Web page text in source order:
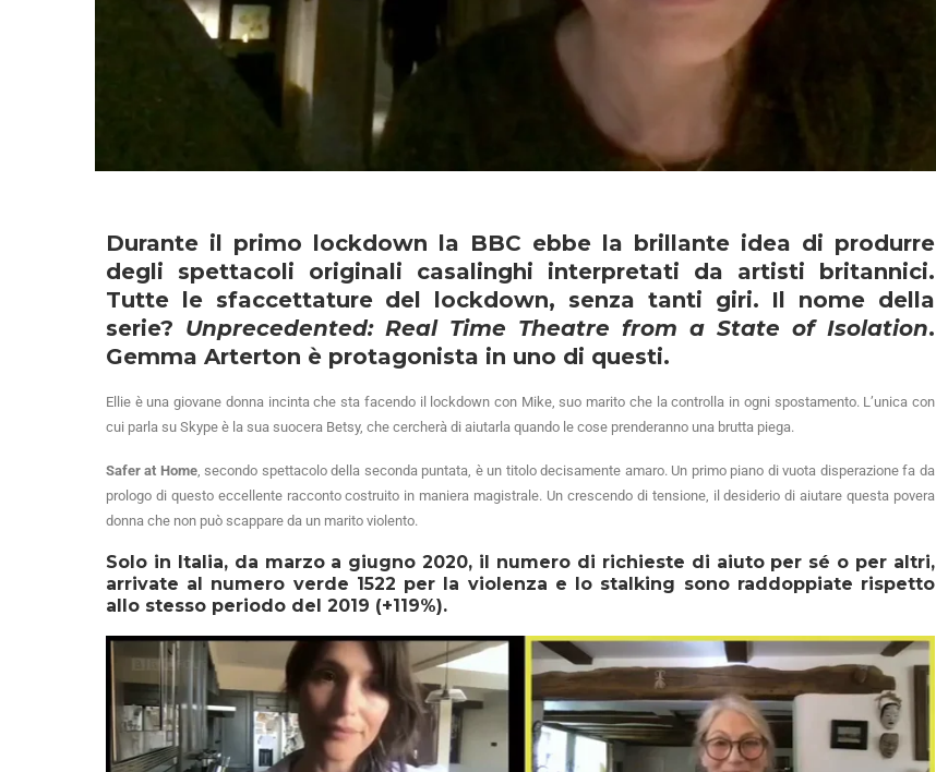
Durante il primo lockdown la BBC ebbe la brillante idea di produrre
degli spettacoli originali casalinghi interpretati da artisti britannici.
Tutte le sfaccettature del lockdown, senza tanti giri. Il nome della
serie? Unprecedented: Real Time Theatre from a State of Isolation.
Gemma Arterton è protagonista in uno di questi.
Ellie è una giovane donna incinta che sta facendo il lockdown con Mike, suo marito che la controlla in ogni spostamento. L’unica con
cui parla su Skype è la sua suocera Betsy, che cercherà di aiutarla quando le cose prenderanno una brutta piega.
Safer at Home , secondo spettacolo della seconda puntata, è un titolo decisamente amaro. Un primo piano di vuota disperazione fa da
prologo di questo eccellente racconto costruito in maniera magistrale. Un crescendo di tensione, il desiderio di aiutare questa povera
donna che non può scappare da un marito violento.
Solo in Italia, da marzo a giugno 2020, il numero di richieste di aiuto per sé o per altri,
arrivate al numero verde 1522 per la violenza e lo stalking sono raddoppiate rispetto
allo stesso periodo del 2019 (+119%).